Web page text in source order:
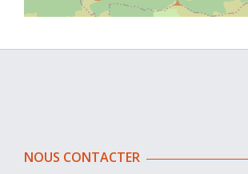
NOUS CONTACTER